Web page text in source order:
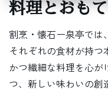
料理とおも
割烹・懐石ー泉亭では
それぞれの食材が持
かつ繊細な料理を心が
つ、新しい味わいの創